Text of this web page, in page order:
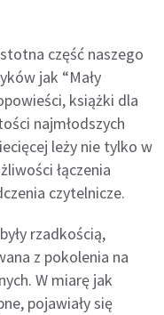
część naszego
jak “Mały
książki dla
najmłodszych
leży nie tylko w
łączenia
czytelnicze.
rzadkością,
z pokolenia na
W miarę jak
pojawiały się